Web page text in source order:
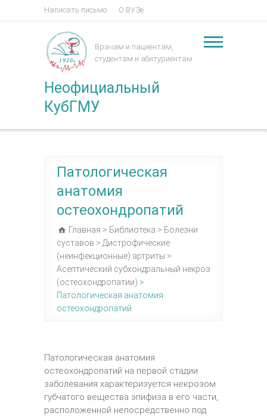
Написать письмо О ВУЗе
Неофициальный
КубГМУ
Врачам и пациентам,
студентам и абитуриентам
Патологическая
анатомия
остеохондропатий
Главная > Библиотека > Болезни
суставов > Дистрофические
(неинфекционные) артриты >
Асептический субхондральный некроз
(остеохондропатии) >
Патологическая анатомия
остеохондропатий
Патологическая анатомия
остеохондропатий на первой стадии
заболевания характеризуется некрозом
губчатого вещества эпифиза в его части,
расположенной непосредственно под